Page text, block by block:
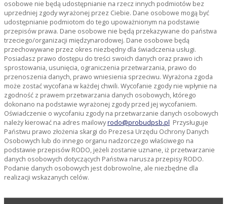
osobowe nie będą udostępnianie na rzecz innych podmiotów bez
uprzedniej zgody wyrażonej przez Ciebie. Dane osobowe mogą być
udostępnianie podmiotom do tego upoważnionym na podstawie
przepisów prawa. Dane osobowe nie będą przekazywane do państwa
trzeciego/organizacji międzynarodowej. Dane osobowe będą
przechowywane przez okres niezbędny dla świadczenia usługi.
Posiadasz prawo dostępu do treści swoich danych oraz prawo ich
sprostowania, usunięcia, ograniczenia przetwarzania, prawo do
przenoszenia danych, prawo wniesienia sprzeciwu. Wyrażona zgoda
może zostać wycofana w każdej chwili. Wycofanie zgody nie wpłynie na
zgodność z prawem przetwarzania danych osobowych, którego
dokonano na podstawie wyrażonej zgody przed jej wycofaniem.
Oświadczenie o wycofaniu zgody na przetwarzanie danych osobowych
należy kierować na adres mailowyrodo@probudpsb.pl Przysługuje
Państwu prawo złożenia skargi do Prezesa Urzędu Ochrony Danych
Osobowych lub do innego organu nadzorczego właściwego na
podstawie przepisów RODO, jeżeli zostanie uznane, iż przetwarzanie
danych osobowych dotyczących Państwa narusza przepisy RODO.
Podanie danych osobowych jest dobrowolne, ale niezbędne dla
realizacji wskazanych celów.